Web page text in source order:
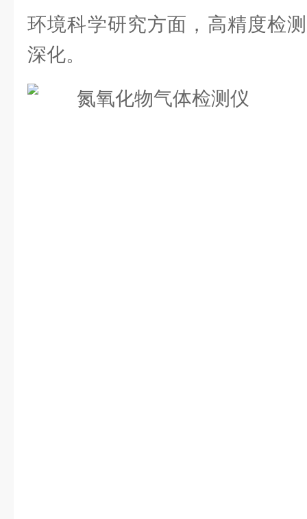
环境科学研究方面，高精度检
深化。